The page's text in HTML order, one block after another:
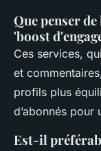
Que penser
'boost
Ces services,
et
profils plus
d’abonnés pour
Est-il